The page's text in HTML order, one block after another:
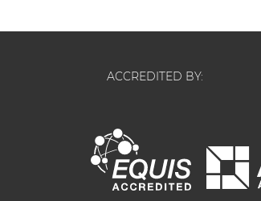
ACCREDITED BY: